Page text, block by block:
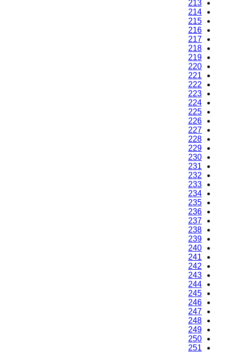
213
214
215
216
217
218
219
220
221
222
223
224
225
226
227
228
229
230
231
232
233
234
235
236
237
238
239
240
241
242
243
244
245
246
247
248
249
250
251